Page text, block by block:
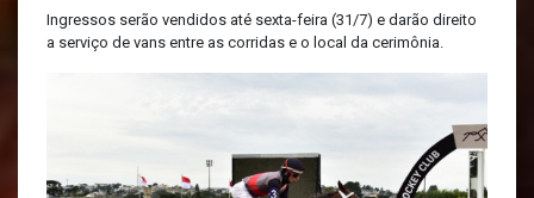
Ingressos serão vendidos até sexta-feira (31/7) e darão direito
a serviço de vans entre as corridas e o local da cerimônia.